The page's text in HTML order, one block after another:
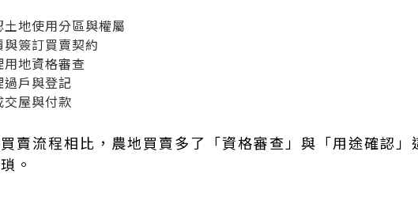
土地使用分區與權屬
與簽訂買賣契約
用地資格審查
過戶與登記
交屋與付款
賣流程相比，農地買賣多了「資格審查」與「用途確認
。